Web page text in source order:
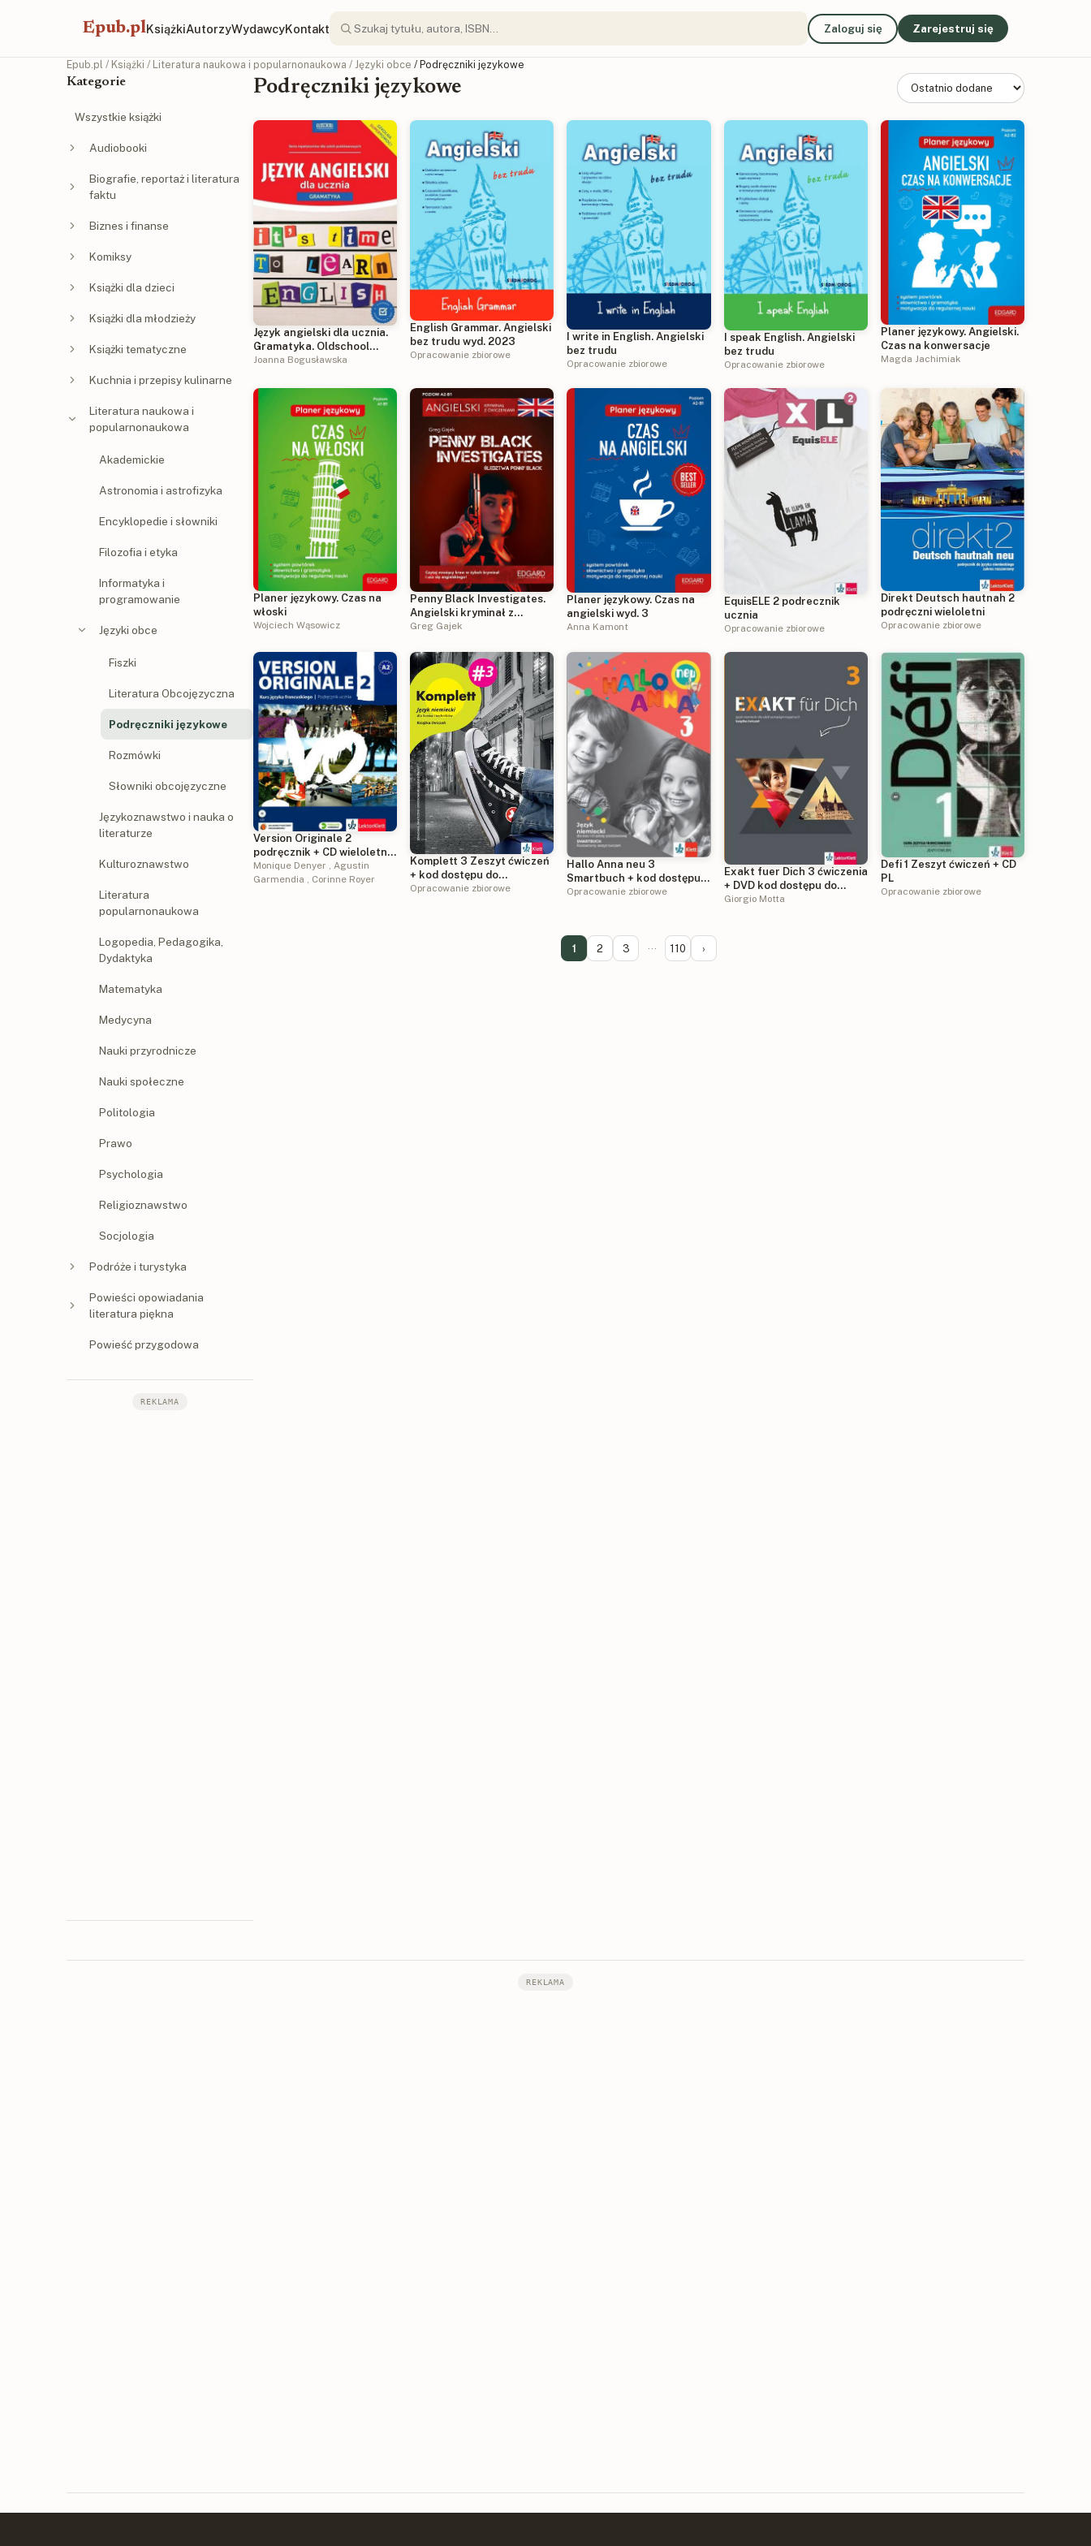
Epub.plKsiążkiAutorzyWydawcyKontakt Zaloguj się Zarejestruj się
Epub.pl / Książki / Literatura naukowa i popularnonaukowa / Języki obce / Podręczniki językowe
Kategorie
Wszystkie książki
Audiobooki
Biografie, reportaż i literatura
faktu
Biznes i finanse
Komiksy
Książki dla dzieci
Książki dla młodzieży
Książki tematyczne
Kuchnia i przepisy kulinarne
Literatura naukowa i
popularnonaukowa
Akademickie
Astronomia i astrofizyka
Encyklopedie i słowniki
Filozofia i etyka
Informatyka i
programowanie
Języki obce
Fiszki
Literatura Obcojęzyczna
Podręczniki językowe
Rozmówki
Słowniki obcojęzyczne
Językoznawstwo i nauka o
literaturze
Kulturoznawstwo
Literatura
popularnonaukowa
Logopedia, Pedagogika,
Dydaktyka
Matematyka
Medycyna
Nauki przyrodnicze
Nauki społeczne
Politologia
Prawo
Psychologia
Religioznawstwo
Socjologia
Podróże i turystyka
Powieści opowiadania
literatura piękna
Powieść przygodowa
REKLAMA
Podręczniki językowe
Język angielski dla ucznia.
Gramatyka. Oldschool
stara dobra szkoła
Joanna Bogusławska
English Grammar. Angielski
bez trudu wyd. 2023
Opracowanie zbiorowe
I write in English. Angielski
bez trudu
Opracowanie zbiorowe
I speak English. Angielski
bez trudu
Opracowanie zbiorowe
Planer językowy. Angielski.
Czas na konwersacje
Magda Jachimiak
Planer językowy. Czas na
włoski
Wojciech Wąsowicz
Penny Black Investigates.
Angielski kryminał z
ćwiczeniami. Poziom A2-B1
Greg Gajek
Planer językowy. Czas na
angielski wyd. 3
Anna Kamont
EquisELE 2 podrecznik
ucznia
Opracowanie zbiorowe
Direkt Deutsch hautnah 2
podręczni wieloletni
Opracowanie zbiorowe
Version Originale 2
podręcznik + CD wieloletni
dla liceum i technikum
Monique Denyer , Agustin
Garmendia , Corinne Royer
Komplett 3 Zeszyt ćwiczeń
+ kod dostępu do
podręcznika i ćwiczeń
Opracowanie zbiorowe
Hallo Anna neu 3
Smartbuch + kod dostępu
do dodatkowych zadań
Opracowanie zbiorowe
Exakt fuer Dich 3 ćwiczenia
+ DVD kod dostępu do
podręcznika i ćwiczeń
Giorgio Motta
Defi 1 Zeszyt ćwiczeń + CD
PL
Opracowanie zbiorowe
1 2 3 ··· 110 ›
REKLAMA